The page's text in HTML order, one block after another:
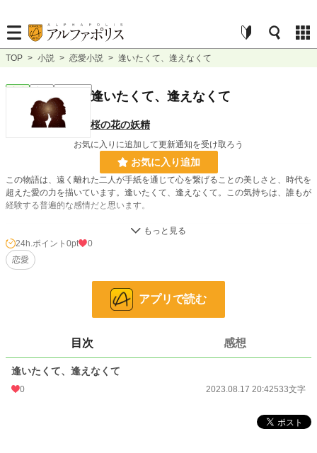
TOP > 小説 > 恋愛小説 > 逢いたくて、逢えなくて
逢いたくて、逢えなくて
桜の花の妖精
お気に入りに追加して更新通知を受け取ろう
お気に入り追加
この物語は、遠く離れた二人が手紙を通じて心を繋げることの美しさと、時代を
超えた愛の力を描いています。逢いたくて、逢えなくて。この気持ちは、誰もが
経験する普遍的な感情だと思います。
228,882 位 / 228,882 件
恋愛
更新日時 2023.08.17 20:42
初回公開日時
24h.ポイント 0pt
0
恋愛
アプリで読む
目次 感想
逢いたくて、逢えなくて
0 2023.08.17 20:42533文字